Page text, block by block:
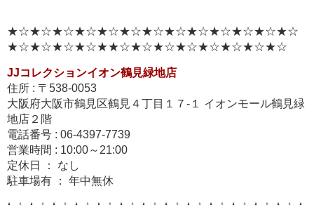
★☆★☆★☆★☆★☆★☆★☆★☆★☆★☆★☆★☆★☆
★☆★☆★☆★☆★★☆★☆★☆★☆★☆★☆★☆★☆
JJコレクションイオン鶴見緑地店
住所 : 〒538-0053
大阪府大阪市鶴見区鶴見４丁目１７-１ イオンモール鶴見緑
地店２階
電話番号 : 06-4397-7739
営業時間 : 10:00～21:00
定休日 ： なし
駐車場有 ： 年中無休